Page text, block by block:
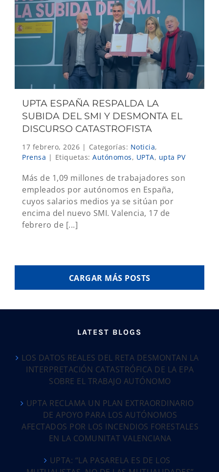
UPTA ESPAÑA RESPALDA LA
SUBIDA DEL SMI Y DESMONTA EL
DISCURSO CATASTROFISTA
17 febrero, 2026 | Categorías: Noticia,
Prensa | Etiquetas: Autónomos, UPTA, upta PV
Más de 1,09 millones de trabajadores son
empleados por autónomos en España,
cuyos salarios medios ya se sitúan por
encima del nuevo SMI. Valencia, 17 de
febrero de [...]
CARGAR MÁS POSTS
LATEST BLOGS
LOS DATOS REALES DEL RETA DESMONTAN LA
INTERPRETACIÓN CATASTRÓFICA DE LA EPA
SOBRE EL TRABAJO AUTÓNOMO
UPTA RECLAMA UN PLAN EXTRAORDINARIO
DE APOYO PARA LOS AUTÓNOMOS
AFECTADOS POR LOS INCENDIOS FORESTALES
EN LA COMUNITAT VALENCIANA
UPTA: “LA PASARELA ES DE LOS